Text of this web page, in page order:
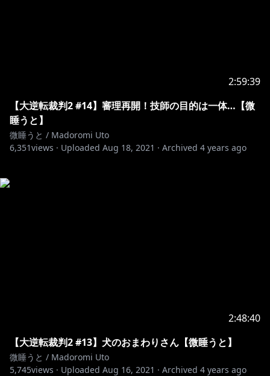
2:59:39
【大逆転裁判2 #14】審理再開！技師の目的は一体…【微
睡うと】
微睡うと / Madoromi Uto
6,351views · Uploaded Aug 18, 2021 · Archived 4 years ago
2:48:40
【大逆転裁判2 #13】犬のおまわりさん【微睡うと】
微睡うと / Madoromi Uto
5,745views · Uploaded Aug 16, 2021 · Archived 4 years ago